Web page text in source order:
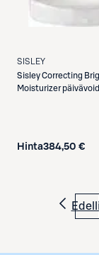
SISLEY
SisleyCorrecting
Moisturizer
Hinta384,50 €